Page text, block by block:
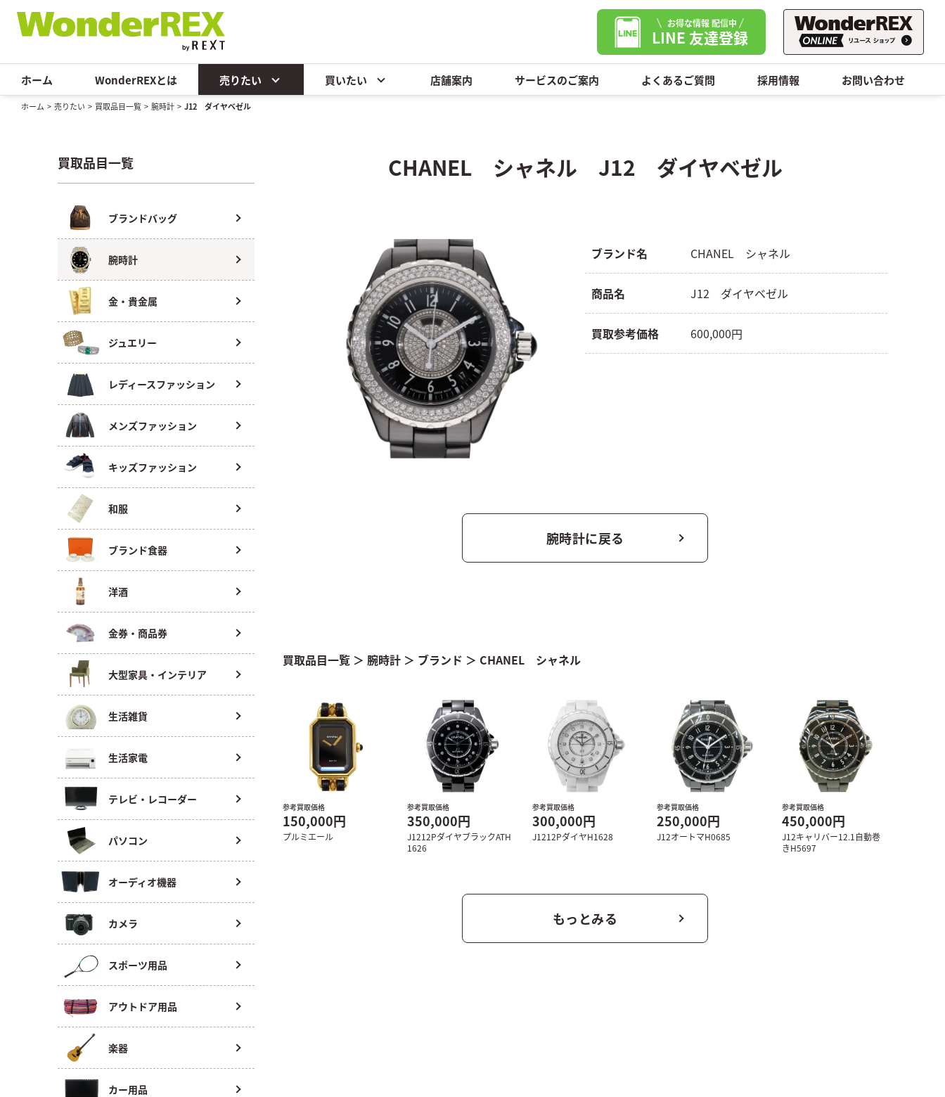
お得な情報 配信中
LINE 友達登録
ホーム WonderREXとは 売りたい 買いたい 店舗案内 サービスのご案内 よくあるご質問 採用情報 お問い合わせ
ホーム > 売りたい > 買取品目一覧 > 腕時計 > J12 ダイヤベゼル
買取品目一覧
ブランドバッグ
腕時計
金・貴金属
ジュエリー
レディースファッション
メンズファッション
キッズファッション
和服
ブランド食器
洋酒
金券・商品券
大型家具・インテリア
生活雑貨
生活家電
テレビ・レコーダー
パソコン
オーディオ機器
カメラ
スポーツ用品
アウトドア用品
楽器
カー用品
CHANEL シャネル J12 ダイヤベゼル
ブランド名 CHANEL シャネル
商品名 J12 ダイヤベゼル
買取参考価格 600,000円
腕時計に戻る
買取品目一覧 ＞ 腕時計 ＞ ブランド ＞ CHANEL シャネル
参考買取価格
150,000円
プルミエール
参考買取価格
350,000円
J1212PダイヤブラックATH
1626
参考買取価格
300,000円
J1212PダイヤH1628
参考買取価格
250,000円
J12オートマH0685
参考買取価格
450,000円
J12キャリバー12.1自動巻
きH5697
もっとみる